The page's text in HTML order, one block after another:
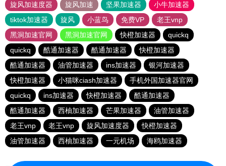
旋风加速度器
旋风加速 坚果加速器
小牛加速器
tiktok加速器
旋风 小蓝鸟 免费VP
老王vnp
黑洞加速官网
黑洞加速官网 快橙加速器
quickq
quickq
酷通加速器 酷通加速器
快橙加速器
酷通加速器
油管加速器 ins加速器
银河加速器
快橙加速器
小猫咪ciash加速器
手机外国加速器官网
quickq
ins加速器 快橙加速器
酷通加速器
酷通加速器
西柚加速器 芒果加速器
油管加速器
老王vnp
老王vnp 旋风加速度器
快橙加速器
油管加速器
西柚加速器 一元机场 海鸥加速器